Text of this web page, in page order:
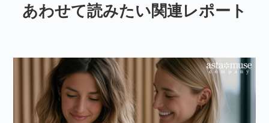
あわせて読みたい関連レポート